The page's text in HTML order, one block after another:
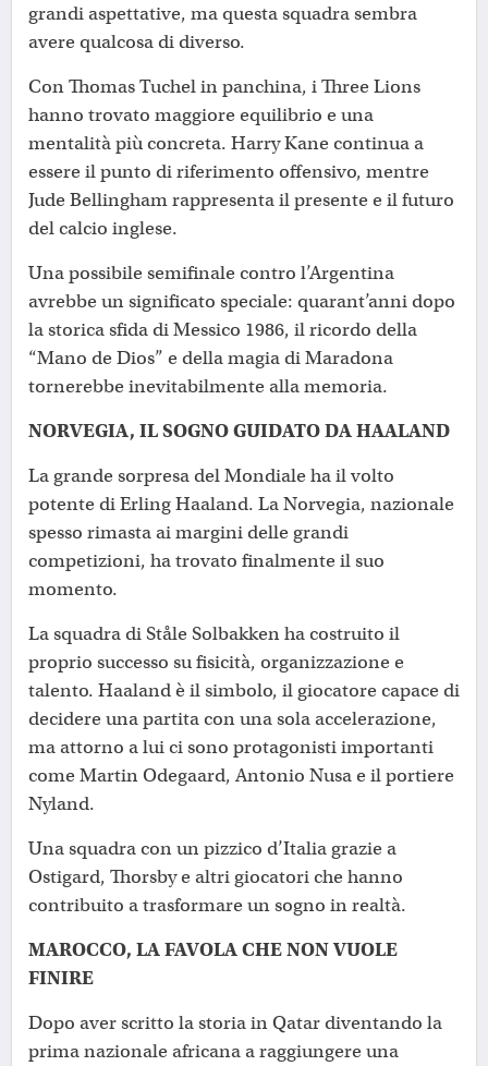
grandi aspettative, ma questa squadra sembra
avere qualcosa di diverso.
Con Thomas Tuchel in panchina, i Three Lions
hanno trovato maggiore equilibrio e una
mentalità più concreta. Harry Kane continua a
essere il punto di riferimento offensivo, mentre
Jude Bellingham rappresenta il presente e il futuro
del calcio inglese.
Una possibile semifinale contro l’Argentina
avrebbe un significato speciale: quarant’anni dopo
la storica sfida di Messico 1986, il ricordo della
“Mano de Dios” e della magia di Maradona
tornerebbe inevitabilmente alla memoria.
NORVEGIA, IL SOGNO GUIDATO DA HAALAND
La grande sorpresa del Mondiale ha il volto
potente di Erling Haaland. La Norvegia, nazionale
spesso rimasta ai margini delle grandi
competizioni, ha trovato finalmente il suo
momento.
La squadra di Ståle Solbakken ha costruito il
proprio successo su fisicità, organizzazione e
talento. Haaland è il simbolo, il giocatore capace di
decidere una partita con una sola accelerazione,
ma attorno a lui ci sono protagonisti importanti
come Martin Odegaard, Antonio Nusa e il portiere
Nyland.
Una squadra con un pizzico d’Italia grazie a
Ostigard, Thorsby e altri giocatori che hanno
contribuito a trasformare un sogno in realtà.
MAROCCO, LA FAVOLA CHE NON VUOLE
FINIRE
Dopo aver scritto la storia in Qatar diventando la
prima nazionale africana a raggiungere una